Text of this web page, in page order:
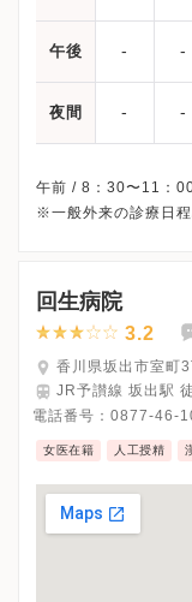
午後 - -
夜間 - -
午前 / 8：30〜11：
※一般外来の診療日程
受診前には必ずクリ
回生病院
3.2
香川県坂出市室町
JR予讃線 坂出駅
電話番号： 0877-46-
女医在籍 人工授精